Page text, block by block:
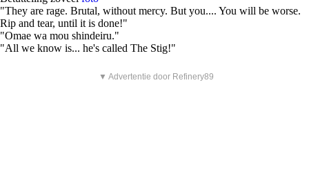
"They are rage. Brutal, without mercy. But you.... You will be worse.
Rip and tear, until it is done!"
"Omae wa mou shindeiru."
"All we know is... he's called The Stig!"
▼ Advertentie door Refinery89